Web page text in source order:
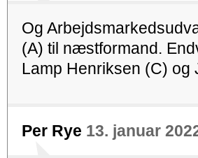
Og
(A) til næstformand.
Lamp Henriksen (C) og
Per Rye 13. januar